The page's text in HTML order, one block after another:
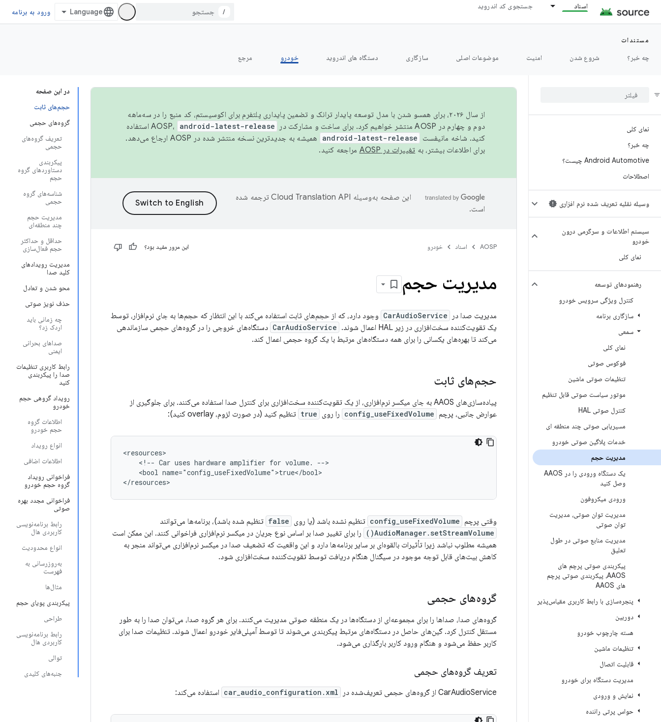
اسناد جستجوی کد اندروید
/ ورود به برنامه
مستندات
چه خبر؟
شروع شدن امنیت موضوعات اصلی سازگاری دستگاه های اندروید خودرو مرجع
نمای کلی
چه خبر؟
Android Automotive چیست؟
اصطلاحات
وسیله نقلیه تعریف شده نرم افزاری
سیستم اطلاعات و سرگرمی درون
خودرو
نمای کلی
رهنمودهای توسعه
کنترل ویژگی سرویس خودرو
سازگاری برنامه
سمعی
نمای کلی
فوکوس صوتی
تنظیمات صوتی ماشین
موتور سیاست صوتی قابل تنظیم
کنترل صوتی HAL
مسیریابی صوتی چند منطقه ای
خدمات پلاگین صوتی خودرو
مدیریت حجم
یک دستگاه ورودی را در AAOS
وصل کنید
ورودی میکروفون
مدیریت توان صوتی، مدیریت
توان صوتی
مدیریت منابع صوتی در طول
تعلیق
پیکربندی صوتی پرچم های
AAOS، پیکربندی صوتی پرچم
های AAOS
پنجره‌سازی با رابط کاربری مقیاس‌پذیر
دوربین
هسته چارچوب خودرو
تنظیمات ماشین
قابلیت اتصال
مدیریت دستگاه برای خودرو
نمایش و ورودی
حواس پرتی راننده
در این صفحه
حجم‌های ثابت
گروه‌های حجمی
تعریف گروه‌های
حجمی
پیکربندی
دستاوردهای گروه
حجم
شناسه‌های گروه
حجمی
مدیریت حجم
چند منطقه‌ای
حداقل و حداکثر
حجم فعال‌سازی
مدیریت رویدادهای
کلید صدا
محو شدن و تعادل
حذف نویز صوتی
چه زمانی باید
اردک زد؟
صداهای بحرانی
ایمنی
رابط کاربری تنظیمات
صدا را پیکربندی
کنید
رویداد گروهی حجم
خودرو
اطلاعات گروه
حجم خودرو
انواع رویداد
اطلاعات اضافی
فراخوانی رویداد
گروه حجم خودرو
فراخوانی مجدد بهره
صوتی
رابط برنامه‌نویسی
کاربردی هال
انواع محدودیت
به‌روزرسانی به
فهرست
مثال‌ها
پیکربندی پویای حجم
طراحی
رابط برنامه‌نویسی
کاربردی هال
توالی
جنبه‌های کلیدی
از سال ۲۰۲۶، برای همسو شدن با مدل توسعه پایدار ترانک و تضمین پایداری پلتفرم برای اکوسیستم، کد منبع را در سه‌ماهه
دوم و چهارم در AOSP منتشر خواهیم کرد. برای ساخت و مشارکت در AOSP،
android-latest-release
استفاده
کنید. شاخه مانیفست
android-latest-release
همیشه به جدیدترین نسخه منتشر شده در AOSP ارجاع می‌دهد.
برای اطلاعات بیشتر، به تغییرات در AOSP مراجعه کنید.
این صفحه به‌وسیله
ترجمه شده
است.
AOSP اسناد خودرو این مرور مفید بود؟
مدیریت حجم
مدیریت صدا در CarAudioService وجود دارد، که از حجم‌های ثابت استفاده می‌کند با این انتظار که حجم‌ها به جای نرم‌افزار، توسط
یک تقویت‌کننده سخت‌افزاری در زیر HAL اعمال شوند.
CarAudioService دستگاه‌های خروجی را در گروه‌های حجمی سازماندهی
می‌کند تا بهره‌های یکسانی را برای همه دستگاه‌های مرتبط با یک گروه حجمی اعمال کند.
حجم‌های ثابت
پیاده‌سازی‌های AAOS به جای میکسر نرم‌افزاری، از یک تقویت‌کننده سخت‌افزاری برای کنترل صدا استفاده می‌کنند. برای جلوگیری از
عوارض جانبی، پرچم config_useFixedVolume را روی true تنظیم کنید (در صورت لزوم، overlay کنید):
<resources>
    <!-- Car uses hardware amplifier for volume. -->
    <bool name="config_useFixedVolume">true</bool>
وقتی پرچم config_useFixedVolume تنظیم نشده باشد (یا روی false تنظیم شده باشد)، برنامه‌ها می‌توانند
AudioManager.setStreamVolume()
را برای تغییر صدا بر اساس نوع جریان در میکسر نرم‌افزاری فراخوانی کنند. این ممکن است
همیشه مطلوب نباشد زیرا تأثیرات بالقوه‌ای بر سایر برنامه‌ها دارد و این واقعیت که تضعیف صدا در میکسر نرم‌افزاری می‌تواند منجر به
کاهش بیت‌های قابل توجه موجود در سیگنال هنگام دریافت توسط تقویت‌کننده سخت‌افزاری شود.
گروه‌های حجمی
گروه‌های صدا، صداها را برای مجموعه‌ای از دستگاه‌ها در یک منطقه صوتی مدیریت می‌کنند. برای هر گروه صدا، می‌توان صدا را به طور
مستقل کنترل کرد. گین‌های حاصل در دستگاه‌های مرتبط پیکربندی می‌شوند تا توسط آمپلی‌فایر خودرو اعمال شوند. تنظیمات صدا برای
کاربر حفظ می‌شود و هنگام ورود کاربر بارگذاری می‌شود.
تعریف گروه‌های حجمی
CarAudioService از گروه‌های حجمی تعریف‌شده در car_audio_configuration.xml استفاده می‌کند: